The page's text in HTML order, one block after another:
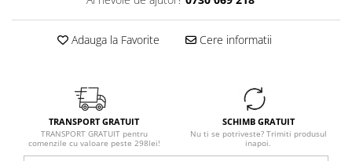
Adauga la Favorite Cere informatii
TRANSPORT GRATUIT
TRANSPORT GRATUIT pentru
comenzile cu valoare peste 298lei!
SCHIMB GRATUIT
Nu ti se potriveste? Trimiti produsul
inapoi.